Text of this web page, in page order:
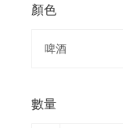
顏色
數量